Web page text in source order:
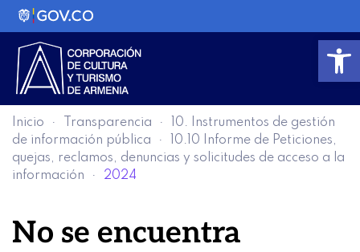
Inicio Transparencia
10. Instrumentos de gestión
de información pública
10.10 Informe de Peticiones,
quejas, reclamos, denuncias y solicitudes de acceso a la
información
2024
No se encuentra